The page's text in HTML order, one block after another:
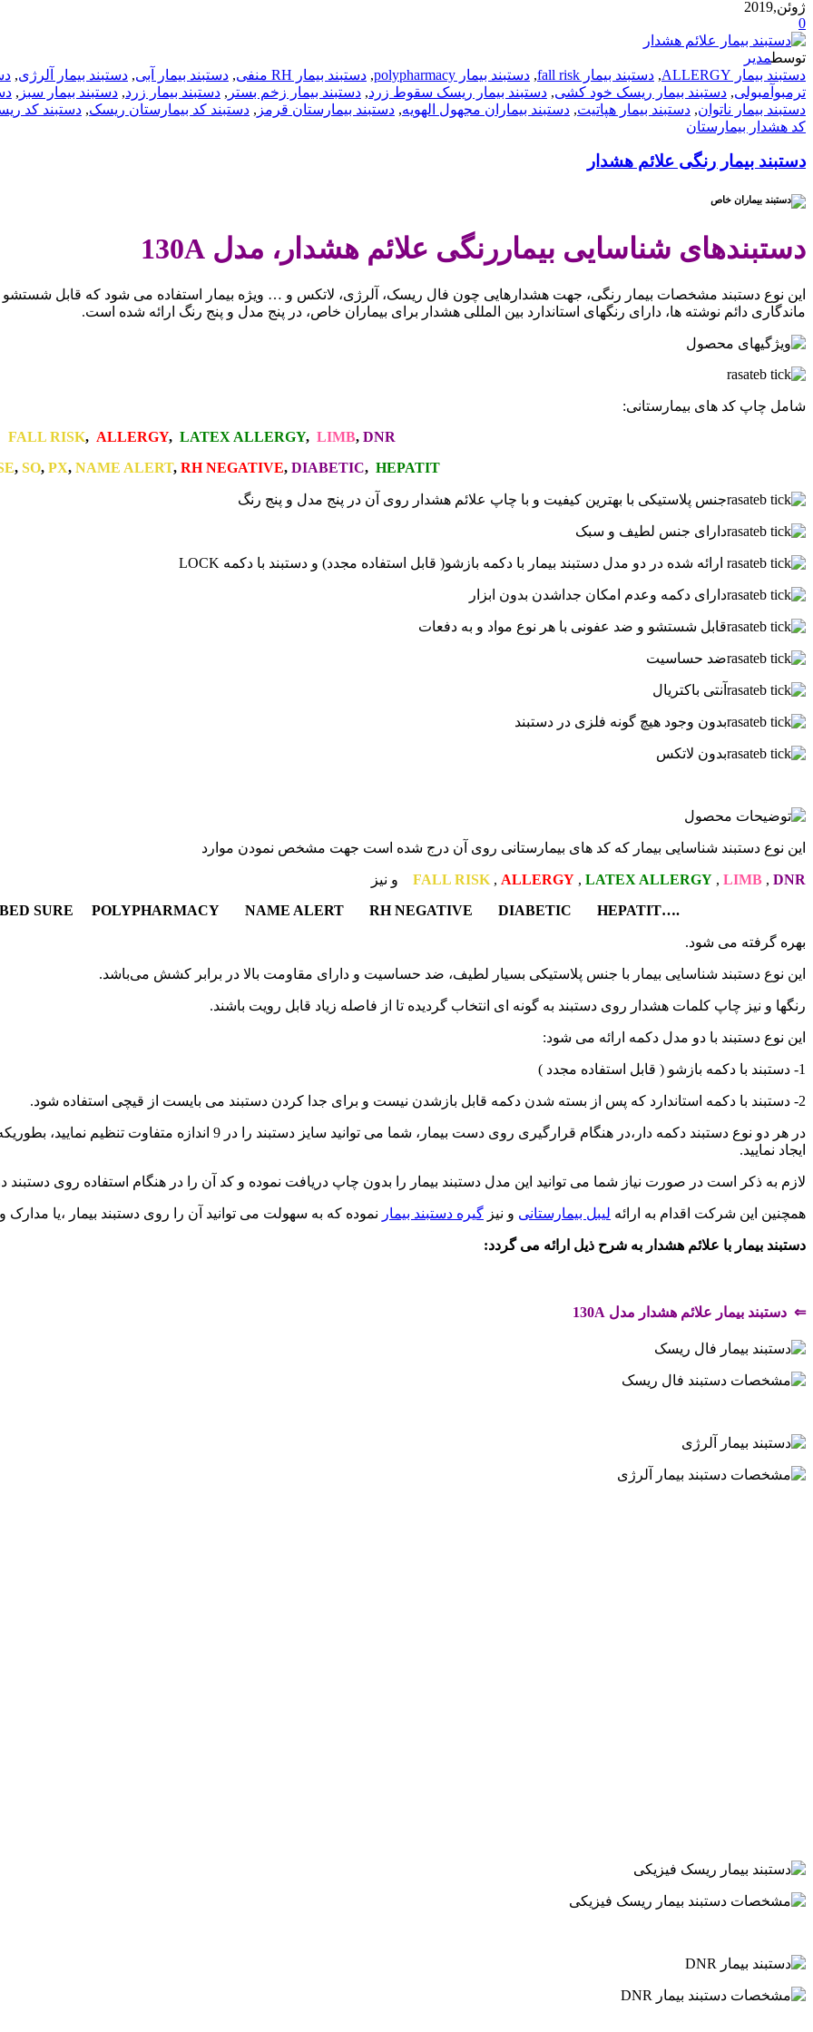
ژوئن,2019
0
توسطمدیر
دستبند بیمار ALLERGY
, دستبند بیمار fall risk , دستبند بیمار polypharmacy , دستبند بیمار RH منفی , دستبند بیمار آبی, دستبند بیمار آلرژی,
ترمبوآمبولی, دستبند بیمار ریسک خود کشی, دستبند بیمار ریسک سقوط زرد, دستبند بیمار زخم بستر , دستبند بیمار زرد, دستبند بیمار سبز ,
دستبند بیمار ناتوان, دستبند بیمار هپاتیت, دستبند بیماران مجهول الهویه, دستبند بیمارستان قرمز , دستبند کد بیمارستان ریسک, دستبند کد
کد هشدار بیمارستان
دستبند بیمار رنگی علائم هشدار
دستبندهای شناسایی بیماررنگی علائم هشدار، مدل 130A
این نوع دستبند مشخصات بیمار رنگی، جهت هشدارهایی چون فال ریسک، آلرژی، لاتکس و … ویژه بیمار استفاده می شود که قابل
ماندگاری دائم نوشته ها، دارای رنگهای استاندارد بین المللی هشدار برای بیماران خاص، در پنج مدل و پنج رنگ ارائه شده است.
شامل چاپ کد های بیمارستانی:
FALL RISK, ALLERGY, LATEX ALLERGY, LIMB, DNR
, SO, PX, NAME ALERT, RH NEGATIVE, DIABETIC, HEPATIT
جنس پلاستیکی با بهترین کیفیت و با چاپ علائم هشدار روی آن در پنج مدل و پنج رنگ
دارای جنس لطیف و سبک
ارائه شده در دو مدل دستبند بیمار با دکمه بازشو( قابل استفاده مجدد) و دستبند با دکمه LOCK
دارای دکمه وعدم امکان جداشدن بدون ابزار
قابل شستشو و ضد عفونی با هر نوع مواد و به دفعات
ضد حساسیت
آنتی باکتریال
بدون وجود هیچ گونه فلزی در دستبند
بدون لاتکس
این نوع دستبند شناسایی بیمار که کد های بیمارستانی روی آن درج شده است جهت مشخص نمودن موارد
FALL RISK , ALLERGY , LATEX ALLERGY , LIMB , DNR
و نیز
SURE POLYPHARMACY NAME ALERT RH NEGATIVE DIABETIC HEPATIT….
بهره گرفته می شود.
این نوع دستبند شناسایی بیمار با جنس پلاستیکی بسیار لطیف، ضد حساسیت و دارای مقاومت بالا در برابر کشش می‌باشد.
رنگها و نیز چاپ کلمات هشدار روی دستبند به گونه ای انتخاب گردیده تا از فاصله زیاد قابل رویت باشند.
این نوع دستبند با دو مدل دکمه ارائه می شود:
1- دستبند با دکمه بازشو ( قابل استفاده مجدد )
2- دستبند با دکمه استاندارد که پس از بسته شدن دکمه قابل بازشدن نیست و برای جدا کردن دستبند می بایست از قیچی استفاده شود.
در هر دو نوع دستبند دکمه دار،در هنگام قرارگیری روی دست بیمار،
ایجاد نمایید.
لازم به ذکر است در صورت نیاز شما می توانید این مدل دستبند بیمار را بدون چاپ دریافت نموده و کد آن را در هنگام استفاده روی دستبند
همچنین این شرکت اقدام به ارائه لیبل بیمارستانی و نیز گیره دستبند بیمار نموده که به سهولت می توانید آن را روی دستبند بیمار ،یا
دستبند بیمار با علائم هشدار به شرح ذیل ارائه می گردد:
⇐ دستبند بیمار علائم هشدار مدل 130A